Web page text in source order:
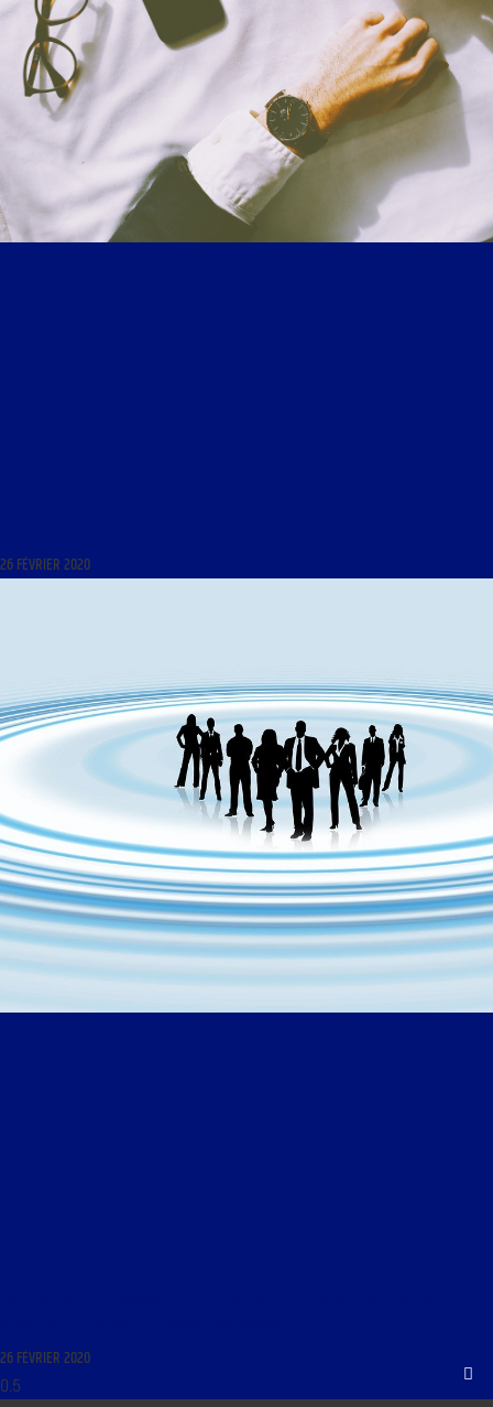
26 FÉVRIER 2020
26 FÉVRIER 2020